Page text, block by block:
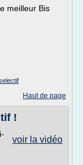
meilleur Bis
Haut de page
!
voir la vidéo